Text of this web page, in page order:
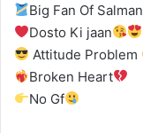
Big Fan Of Salman
Dosto Ki jaan
Attitude Problem
Broken Heart
No Gf